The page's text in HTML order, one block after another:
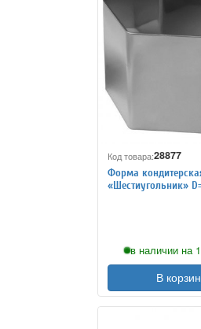
Код товара:28877
Форма
«Шестиугольник»
в наличии на
В